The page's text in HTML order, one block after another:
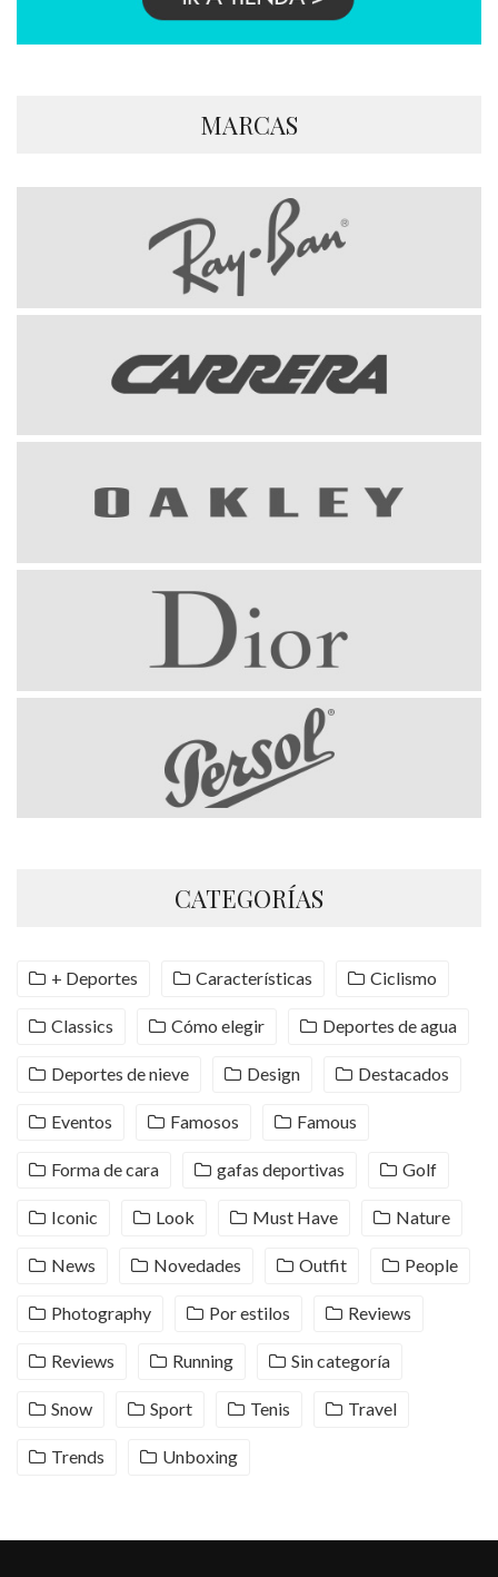
MARCAS
CATEGORÍAS
+ Deportes Características Ciclismo
Classics Cómo elegir Deportes de agua
Deportes de nieve Design Destacados
Eventos Famosos Famous
Forma de cara gafas deportivas Golf
Iconic Look Must Have Nature
News Novedades Outfit People
Photography Por estilos Reviews
Reviews Running Sin categoría
Snow Sport Tenis Travel
Trends Unboxing